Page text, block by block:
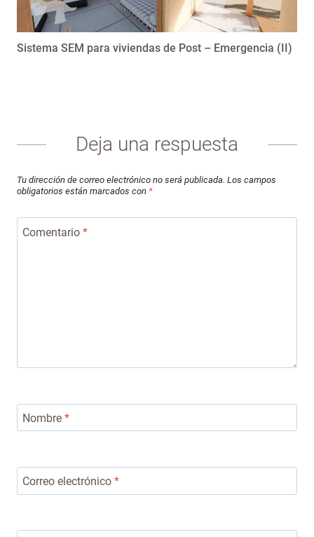
Sistema SEM para viviendas de Post – Emergencia (II)
Deja una respuesta
Tu dirección de correo electrónico no será publicada. Los campos
obligatorios están marcados con *
Comentario *
Nombre *
Correo electrónico *